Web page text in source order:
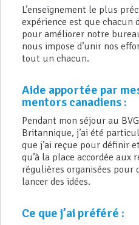
L’enseignement le plus
expérience est que chacun
pour améliorer notre
nous impose d’unir nos
tout un chacun.
Aide apportée par
mentors canadiens :
Pendant mon séjour au
Britannique, j’ai été
que j’ai reçue pour définir
qu’à la place accordée aux
régulières organisées pour
lancer des idées.
Ce que j’ai préféré :